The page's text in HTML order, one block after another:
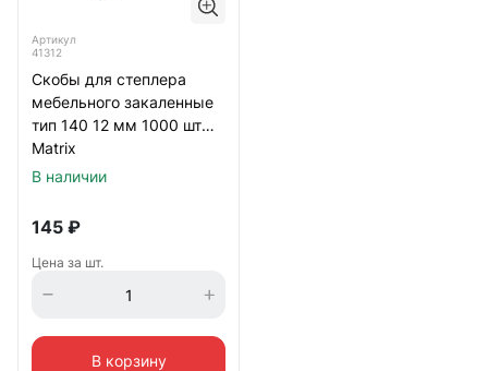
Артикул
41312
Скобы для степлера
мебельного закаленные
тип 140 12 мм 1000 шт
Matrix
В наличии
145 ₽
Цена за шт.
В корзину